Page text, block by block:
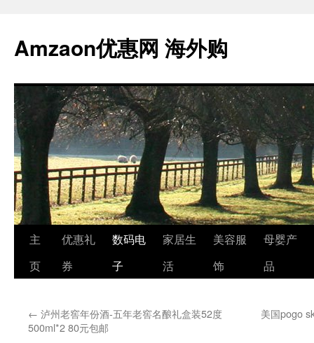
正
文
Amzaon优惠网 海外购
主
页
优惠礼
券
数码电
子
家居生
活
美容服
饰
母婴产
品
← 泸州老窖年份酒-五年老窖名酿礼盒装52度
500ml*2 80元包邮
美国pogo